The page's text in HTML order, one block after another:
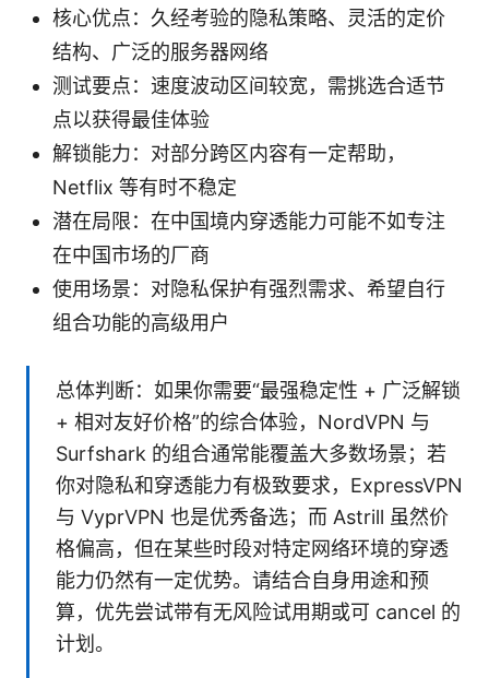
核心优点：久经考验的隐私策略、灵活的定价
结构、广泛的服务器网络
测试要点：速度波动区间较宽，需挑选合适节
点以获得最佳体验
解锁能力：对部分跨区内容有一定帮助，
Netflix 等有时不稳定
潜在局限：在中国境内穿透能力可能不如专注
在中国市场的厂商
使用场景：对隐私保护有强烈需求、希望自行
组合功能的高级用户
总体判断：如果你需要“最强稳定性 + 广泛解锁
+ 相对友好价格”的综合体验，NordVPN 与
Surfshark 的组合通常能覆盖大多数场景；若
你对隐私和穿透能力有极致要求，ExpressVPN
与 VyprVPN 也是优秀备选；而 Astrill 虽然价
格偏高，但在某些时段对特定网络环境的穿透
能力仍然有一定优势。请结合自身用途和预
算，优先尝试带有无风险试用期或可 cancel 的
计划。